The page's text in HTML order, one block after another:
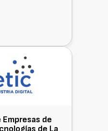
de
de La